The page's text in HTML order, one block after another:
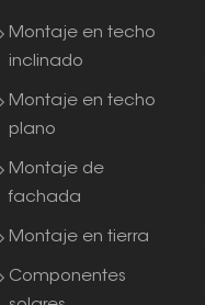
Montaje en techo
inclinado
Montaje en techo
plano
Montaje de
fachada
Montaje en tierra
Componentes